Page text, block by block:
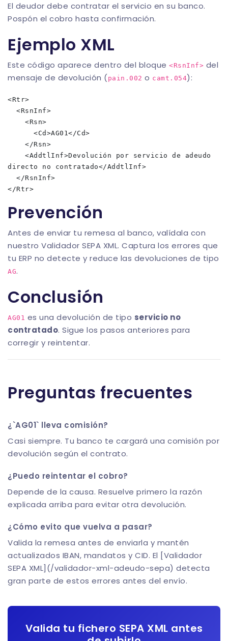
El deudor debe contratar el servicio en su banco.
Pospón el cobro hasta confirmación.
Ejemplo XML
Este código aparece dentro del bloque <RsnInf> del
mensaje de devolución (pain.002 o camt.054):
<Rtr>
directo no contratado</AddtlInf>
Prevención
Antes de enviar tu remesa al banco, valídala con
nuestro Validador SEPA XML. Captura los errores que
tu ERP no detecte y reduce las devoluciones de tipo
AG.
Conclusión
AG01 es una devolución de tipo servicio no
contratado. Sigue los pasos anteriores para
corregir y reintentar.
Preguntas frecuentes
¿`AG01` lleva comisión?
Casi siempre. Tu banco te cargará una comisión por
devolución según el contrato.
¿Puedo reintentar el cobro?
Depende de la causa. Resuelve primero la razón
explicada arriba para evitar otra devolución.
¿Cómo evito que vuelva a pasar?
Valida la remesa antes de enviarla y mantén
actualizados IBAN, mandatos y CID. El [Validador
SEPA XML](/validador-xml-adeudo-sepa) detecta
gran parte de estos errores antes del envío.
Valida tu fichero SEPA XML antes